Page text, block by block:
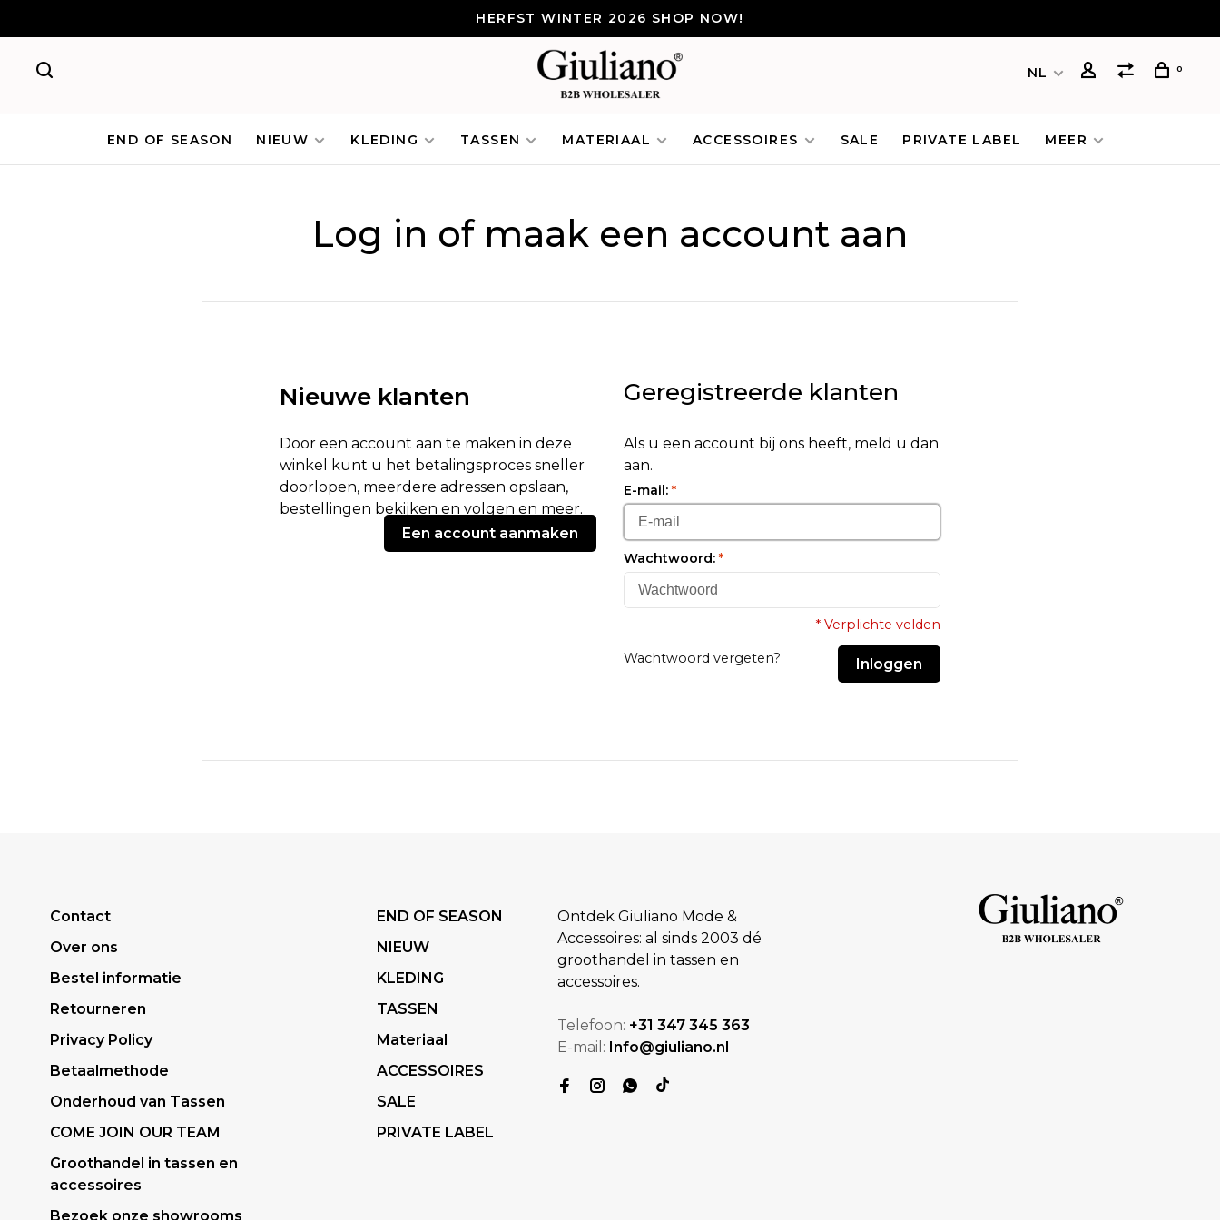
HERFST WINTER 2026 SHOP NOW!
NL 0
END OF SEASON NIEUW KLEDING TASSEN MATERIAAL ACCESSOIRES SALE PRIVATE LABEL MEER
Log in of maak een account aan
Nieuwe klanten
Door een account aan te maken in deze
winkel kunt u het betalingsproces sneller
doorlopen, meerdere adressen opslaan,
bestellingen bekijken en volgen en meer.
Een account aanmaken
Geregistreerde klanten
Als u een account bij ons heeft, meld u dan
aan.
E-mail: *
Wachtwoord: *
* Verplichte velden
Wachtwoord vergeten? Inloggen
Contact
Over ons
Bestel informatie
Retourneren
Privacy Policy
Betaalmethode
Onderhoud van Tassen
COME JOIN OUR TEAM
Groothandel in tassen en
accessoires
Bezoek onze showrooms
END OF SEASON
NIEUW
KLEDING
TASSEN
Materiaal
ACCESSOIRES
SALE
PRIVATE LABEL
Ontdek Giuliano Mode &
Accessoires: al sinds 2003 dé
groothandel in tassen en
accessoires.
Telefoon: +31 347 345 363
E-mail: Info@giuliano.nl